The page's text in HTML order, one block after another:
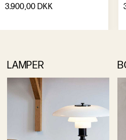
3.900,00 DKK
LAMPER